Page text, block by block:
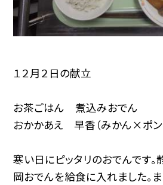
１２月２日の献立
お茶ごはん 煮込みおでん
おかかあえ 早香（みかん×ポ
寒い日にピッタリのおでんです
岡おでんを給食に入れました。